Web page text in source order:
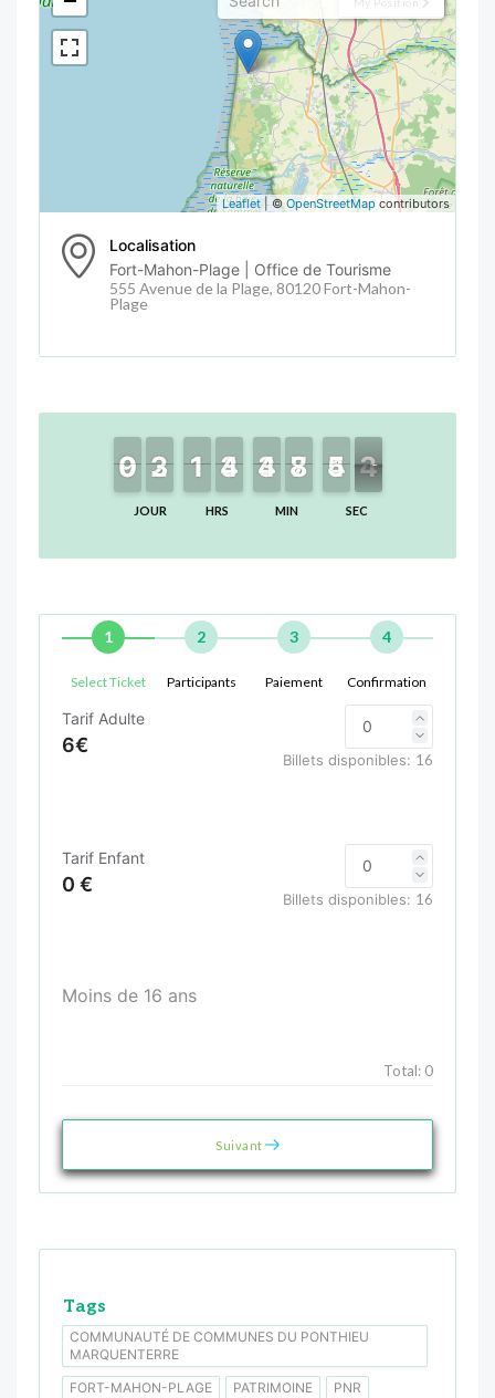
Leaflet| © OpenStreetMap contributors
Localisation
Fort-Mahon-Plage | Office de Tourisme
555 Avenue de la Plage, 80120 Fort-Mahon-
Plage
JOUR
9
9
0
0 2
2
3
3
HRS
1
1
1
1 3
3
4
4
MIN
3
3
4
4 7
7
8
8
SEC
4
4
5
5 3
3
2
1
Select Ticket
2
Participants
3
Paiement
4
Confirmation
Tarif Adulte
6€
Billets disponibles: 16
Tarif Enfant
0 €
Billets disponibles: 16
Moins de 16 ans
Total: 0
Suivant
Tags
COMMUNAUTÉ DE COMMUNES DU PONTHIEU
MARQUENTERRE
FORT-MAHON-PLAGE
PATRIMOINE PNR